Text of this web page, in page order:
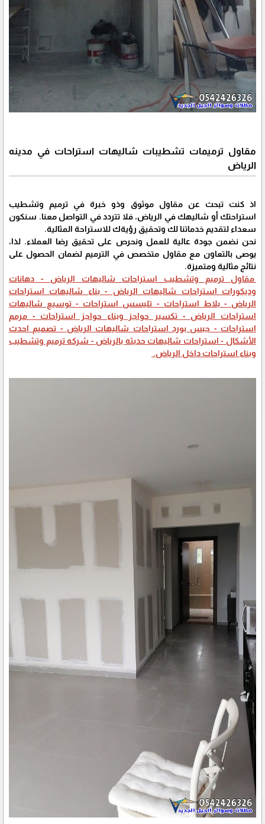
مقاول ترميمات تشطيبات شاليهات استراحات في مدينه
الرياض
اذ كنت تبحث عن مقاول موثوق وذو خبرة في ترميم وتشطيب
استراحتك أو شاليهك في الرياض، فلا تتردد في التواصل معنا. سنكون
سعداء لتقديم خدماتنا لك وتحقيق رؤيةك للاستراحة المثالية.
نحن نضمن جودة عالية للعمل ونحرص على تحقيق رضا العملاء. لذا،
يوصى بالتعاون مع مقاول متخصص في الترميم لضمان الحصول على
نتائج مثالية ومتميزة.
مقاول ترميم وتشطيب استراحات شاليهات الرياض - دهانات
وديكورات استراحات شاليهات الرياض - بناء شاليهات استراحات
الرياض - بلاط استراحات - تليسس استراحات - توسيع شاليهات
استراحات الرياض - تكسير حواجز وبناء حواجز استراحات - مرمم
استراحات - جبس بورد استراحات شاليهات الرياض - تصميم احدث
الأشكال - استراحات شاليهات حديثه بالرياض - شركه ترميم وتشطيب
وبناء استراحات داخل الرياض.